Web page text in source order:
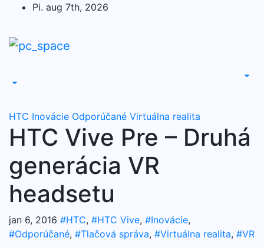
content
Pi. aug 7th, 2026
HTC Inovácie Odporúčané Virtuálna realita
HTC Vive Pre – Druhá
generácia VR
headsetu
jan 6, 2016 #HTC, #HTC Vive, #Inovácie,
#Odporúčané, #Tlačová správa, #Virtuálna realita, #VR